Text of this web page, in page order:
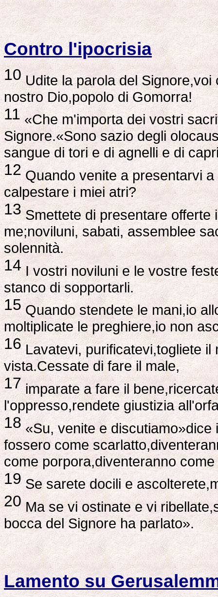
Contro l'ipocrisia
10Udite la parola del Signore,voi
nostro Dio,popolo di Gomorra!
11«Che m'importa dei vostri
Signore.«Sono sazio degli
sangue di tori e di agnelli e di
12Quando venite a presentarvi
calpestare i miei atri?
13Smettete di presentare offerte
me;noviluni, sabati, assemblee
solennità.
14I vostri noviluni e le vostre
stanco di sopportarli.
15Quando stendete le mani,io
moltiplicate le preghiere,io non
16Lavatevi, purificatevi,togliete il
vista.Cessate di fare il male,
17imparate a fare il
l'oppresso,rendete giustizia
18«Su, venite e discutiamo»dice
fossero come
come porpora,diventeranno come
19Se sarete docili e
20Ma se vi ostinate e vi
bocca del Signore ha parlato».
Lamento su